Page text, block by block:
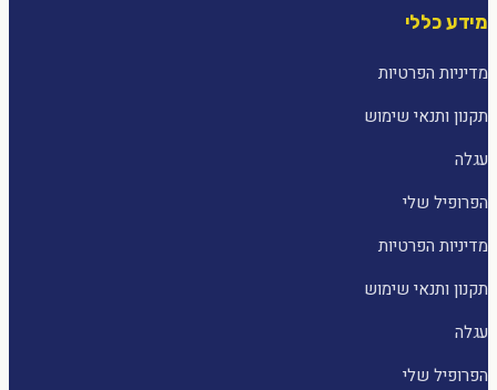
מידע כללי
מדיניות הפרטיות
תקנון ותנאי שימוש
עגלה
הפרופיל שלי
מדיניות הפרטיות
תקנון ותנאי שימוש
עגלה
הפרופיל שלי